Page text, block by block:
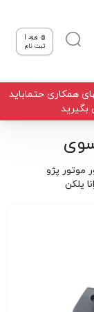
ورود |
ثبت نام
همکاری حتماباید
موتور پژو